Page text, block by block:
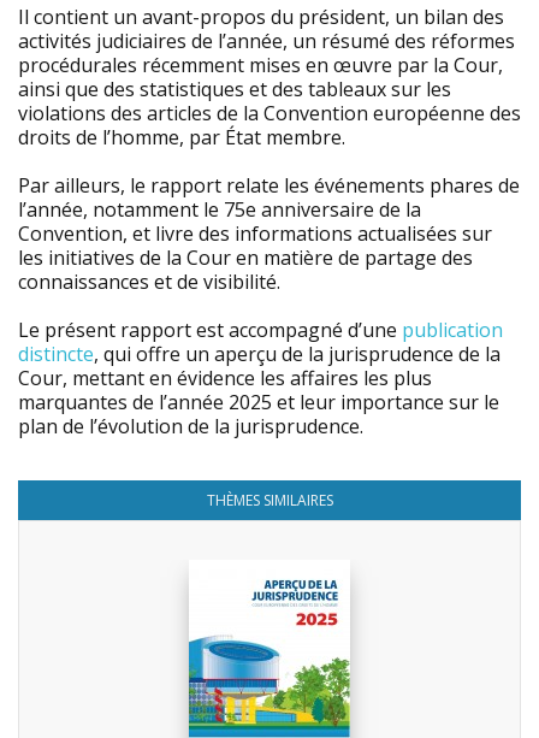
Il contient un avant-propos du président, un bilan des
activités judiciaires de l’année, un résumé des réformes
procédurales récemment mises en œuvre par la Cour,
ainsi que des statistiques et des tableaux sur les
violations des articles de la Convention européenne des
droits de l’homme, par État membre.
Par ailleurs, le rapport relate les événements phares de
l’année, notamment le 75e anniversaire de la
Convention, et livre des informations actualisées sur
les initiatives de la Cour en matière de partage des
connaissances et de visibilité.
Le présent rapport est accompagné d’une publication
distincte, qui offre un aperçu de la jurisprudence de la
Cour, mettant en évidence les affaires les plus
marquantes de l’année 2025 et leur importance sur le
plan de l’évolution de la jurisprudence.
THÈMES SIMILAIRES